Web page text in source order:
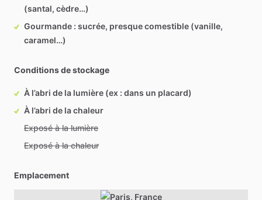
(santal, cèdre…)
Gourmande : sucrée, presque comestible (vanille,
caramel…)
Conditions de stockage
À l’abri de la lumière (ex : dans un placard)
À l’abri de la chaleur
Exposé à la lumière
Exposé à la chaleur
Emplacement